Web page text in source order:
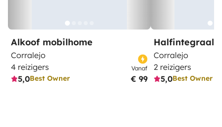
Alkoof mobilhome
Corralejo
4 reizigers
5,0Best Owner
Vanaf
€ 99
Halfintegraal
Corralejo
2 reizigers
5,0Best Owner